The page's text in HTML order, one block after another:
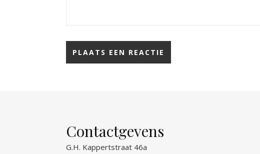
Contactgevens
G.H. Kappertstraat 46a